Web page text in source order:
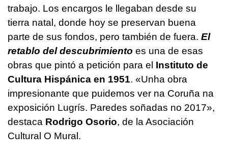
trabajo. Los encargos le llegaban desde su
tierra natal, donde hoy se preservan buena
parte de sus fondos, pero también de fuera. El
retablo del descubrimiento es una de esas
obras que pintó a petición para el Instituto de
Cultura Hispánica en 1951. «Unha obra
impresionante que puidemos ver na Coruña na
exposición Lugrís. Paredes soñadas no 2017»,
destaca Rodrigo Osorio, de la Asociación
Cultural O Mural.